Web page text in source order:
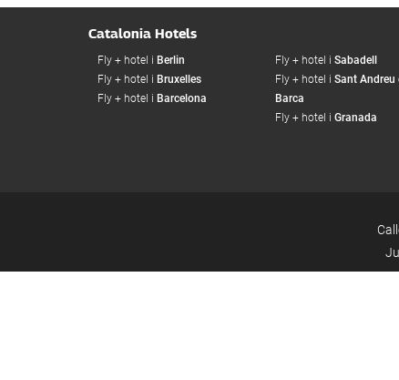
Catalonia Hotels
Fly + hotel i Berlin
Fly + hotel i Bruxelles
Fly + hotel i Barcelona
Fly + hotel i Sabadell
Fly + hotel i Sant Andreu
Barca
Fly + hotel i Granada